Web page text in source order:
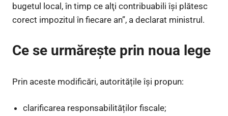
bugetul local, în timp ce alţi contribuabili îşi plătesc
corect impozitul în fiecare an”, a declarat ministrul.
Ce se urmărește prin noua lege
Prin aceste modificări, autoritățile își propun:
clarificarea responsabilităților fiscale;